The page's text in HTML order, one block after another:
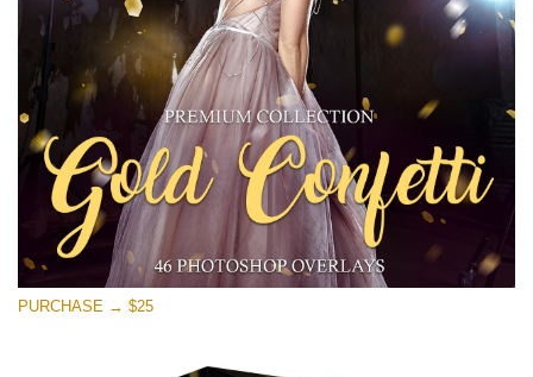
Large 6000*4000px
無料ダウンロード
PURCHASE → $25